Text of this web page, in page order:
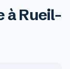
à Rueil-